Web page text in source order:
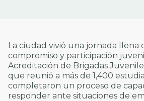
La ciudad vivió una jornada llena
compromiso y participación
Acreditación de Brigadas
que reunió a más de 1,400
completaron un proceso de
responder ante situaciones de